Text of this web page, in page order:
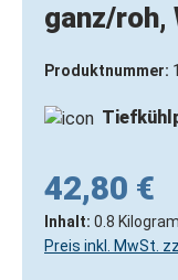
ganz/roh,
Produktnummer:
42,80 €
Inhalt: 0.8
Preis inkl. MwSt.